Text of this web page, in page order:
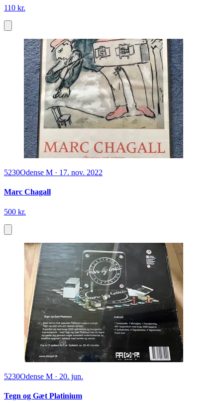
110 kr.
5230Odense M · 17. nov. 2022
Marc Chagall
500 kr.
5230Odense M · 20. jun.
Tegn og Gæt Platinium